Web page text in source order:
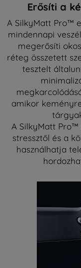
Erősíti a
A SilkyMatt Pro™
mindennapi
megerősíti
réteg összetett
tesztelt
amikor
A SilkyMatt
stressztől és a
használhatja